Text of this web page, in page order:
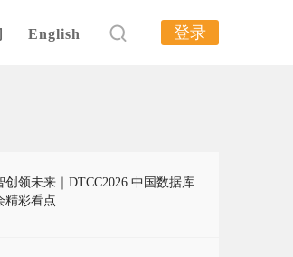
English 登录
创领未来｜DTCC2026 中国数据库
精彩看点